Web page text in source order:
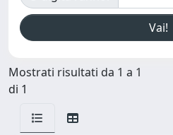
Mostrati risultati da 1 a 1
di 1